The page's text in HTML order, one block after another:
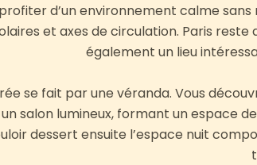
d’un environnement calme
et axes de circulation. Paris reste
également un lieu
se fait par une véranda. Vous
salon lumineux, formant un espace
dessert ensuite l’espace nuit